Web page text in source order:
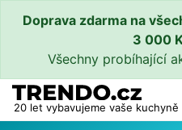
Doprava zdarma na
3 000
Všechny probíhající
20 let vybavujeme vaše kuchyně